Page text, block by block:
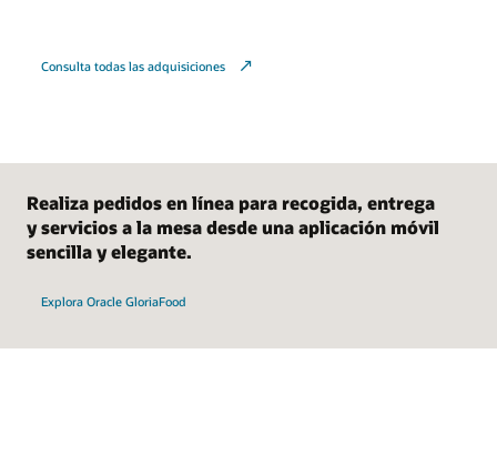
Consulta todas las adquisiciones
Realiza pedidos en línea para recogida, entrega
y servicios a la mesa desde una aplicación móvil
sencilla y elegante.
Explora Oracle GloriaFood